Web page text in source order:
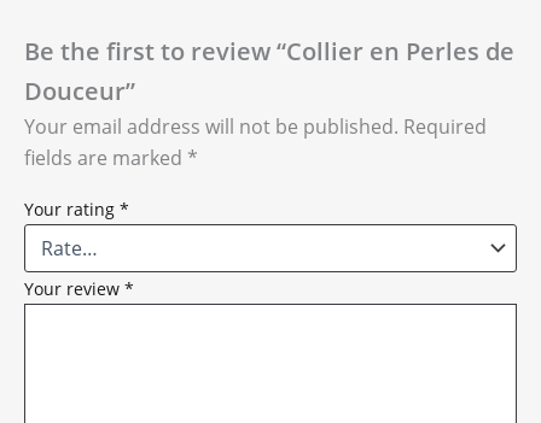
Be the first to review “Collier en Perles de
Douceur”
Your email address will not be published. Required
fields are marked *
Your rating *
Your review *